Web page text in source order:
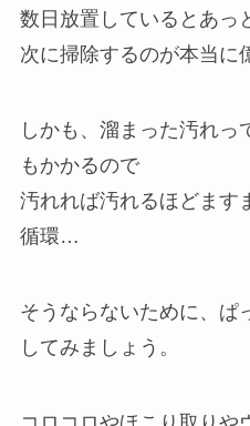
数日放置しているとあっ
次に掃除するのが本当に
しかも、溜まった汚れっ
もかかるので
汚れれば汚れるほどます
循環…
そうならないために、ぱ
してみましょう。